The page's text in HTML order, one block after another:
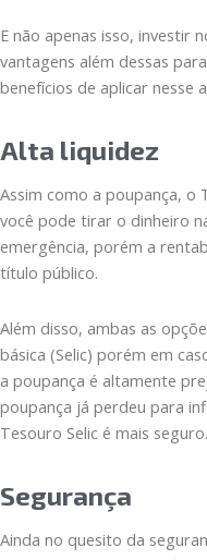
E não apenas isso, investir
vantagens além dessas
benefícios de aplicar nesse
Alta liquidez
Assim como a poupança, o
você pode tirar o dinheiro
emergência, porém a
título público.
Além disso, ambas as
básica (Selic) porém em
a poupança é altamente
poupança já perdeu para
Tesouro Selic é mais seguro.
Segurança
Ainda no quesito da